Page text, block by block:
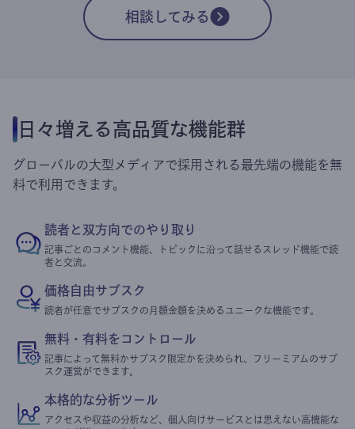
相談してみる
日々増える高品質な機能群
グローバルの大型メディアで採用される最先端の機能を無
料で利用できます。
読者と双方向でのやり取り
記事ごとのコメント機能、トピックに沿って話せるスレッド機能で読
者と交流。
価格自由サブスク
読者が任意でサブスクの月額金額を決めるユニークな機能です。
無料・有料をコントロール
記事によって無料かサブスク限定かを決められ、フリーミアムのサブ
スク運営ができます。
本格的な分析ツール
アクセスや収益の分析など、個人向けサービスとは思えない高機能な